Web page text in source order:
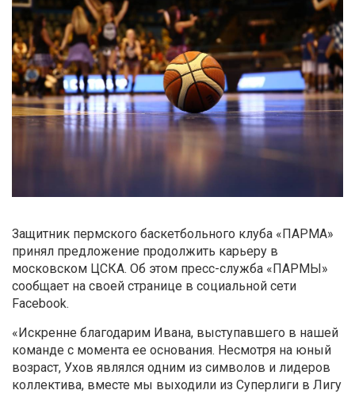
Защитник пермского баскетбольного клуба «ПАРМА»
принял предложение продолжить карьеру в
московском ЦСКА. Об этом пресс-служба «ПАРМЫ»
сообщает на своей странице в социальной сети
Facebook.
«Искренне благодарим Ивана, выступавшего в нашей
команде с момента ее основания. Несмотря на юный
возраст, Ухов являлся одним из символов и лидеров
коллектива, вместе мы выходили из Суперлиги в Лигу